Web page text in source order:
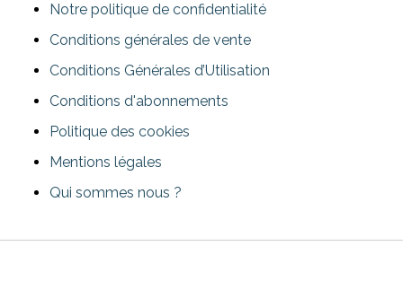
Notre politique de confidentialité
Conditions générales de vente
Conditions Générales d’Utilisation
Conditions d'abonnements
Politique des cookies
Mentions légales
Qui sommes nous ?